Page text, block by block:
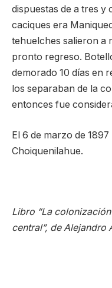
dispuestas de a tres y
caciques era
tehuelches salieron a
pronto regreso.
demorado 10 días en
los separaban de la
entonces fue
El 6 de marzo de
Choiquenilahue.
Libro “La
central”, de Alejandro